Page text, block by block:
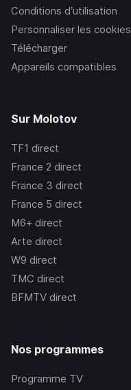
Conditions d’utilisation
Personnaliser les cookies
Télécharger
Appareils compatibles
Sur Molotov
TF1 direct
France 2 direct
France 3 direct
France 5 direct
M6+ direct
Arte direct
W9 direct
TMC direct
BFMTV direct
Nos programmes
Programme TV